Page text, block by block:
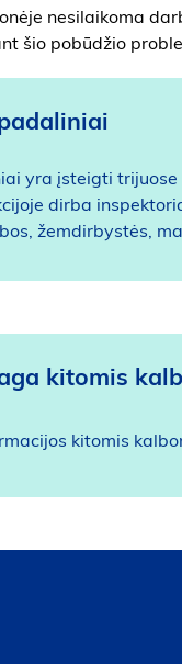
nesilaikoma
šio pobūdžio
yra įsteigti
dirba
žemdirbystės,
kitomis
kitomis